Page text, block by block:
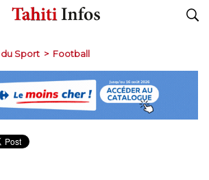
Sport > Football